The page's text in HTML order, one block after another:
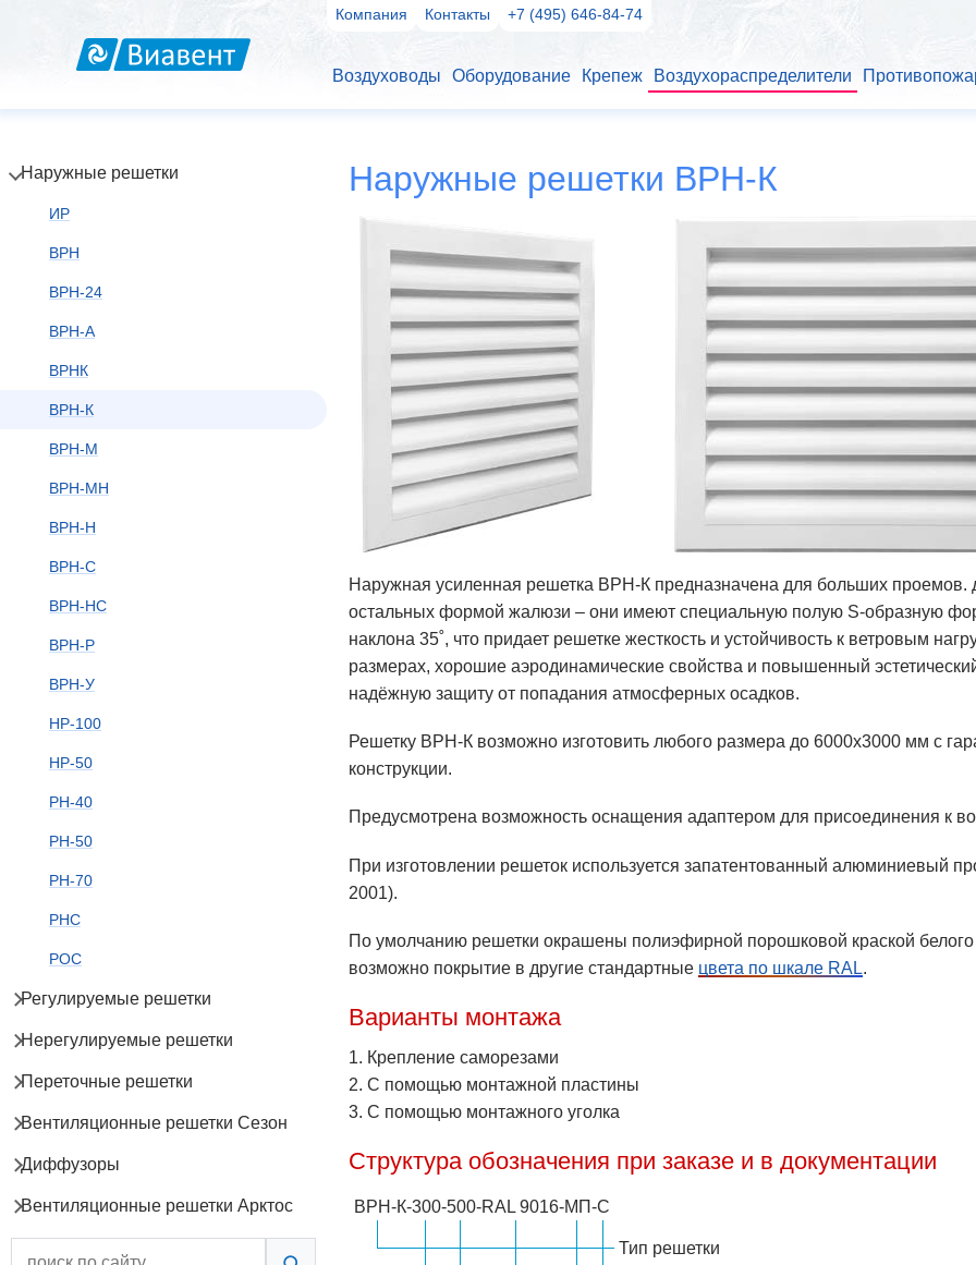
Компания Контакты +7 (495) 646-84-74
Воздуховоды Оборудование Крепеж Воздухораспределители
Наружные решетки
ИР
ВРН
ВРН-24
ВРН-А
ВРНК
ВРН-К
ВРН-М
ВРН-МН
ВРН-Н
ВРН-С
ВРН-НС
ВРН-Р
ВРН-У
НР-100
НР-50
РН-40
РН-50
РН-70
РНС
РОС
Регулируемые решетки
Нерегулируемые решетки
Переточные решетки
Вентиляционные решетки Сезон
Диффузоры
Вентиляционные решетки Арктос
Наружные решетки ВРН-К
Наружная усиленная решетка ВРН-К предназначена для больших проемов.
остальных формой жалюзи – они имеют специальную полую S-образную
наклона 35˚, что придает решетке жесткость и устойчивость к ветровым
размерах, хорошие аэродинамические свойства и повышенный
надёжную защиту от попадания атмосферных осадков.
Решетку ВРН-К возможно изготовить любого размера до 6000х3000 мм с
конструкции.
Предусмотрена возможность оснащения адаптером для присоединения к
При изготовлении решеток используется запатентованный алюминиевый
2001).
По умолчанию решетки окрашены полиэфирной порошковой краской
возможно покрытие в другие стандартные цвета по шкале RAL.
Варианты монтажа
1. Крепление саморезами
2. С помощью монтажной пластины
3. С помощью монтажного уголка
Структура обозначения при заказе и в документации
ВРН-К-300-500-RAL 9016-МП-С
Тип решетки